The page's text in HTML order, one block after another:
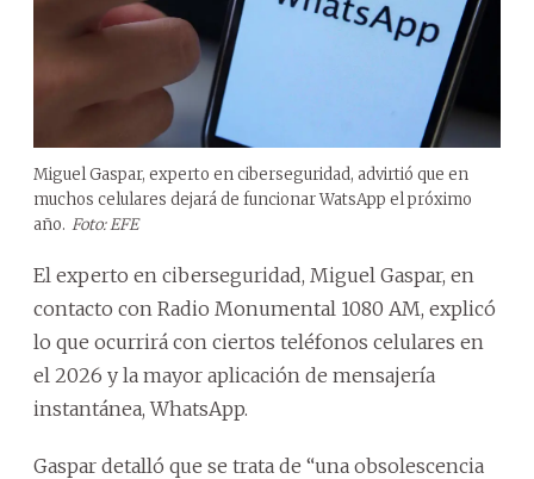
Miguel Gaspar, experto en ciberseguridad, advirtió que en
muchos celulares dejará de funcionar WatsApp el próximo
año. Foto: EFE
El experto en ciberseguridad, Miguel Gaspar, en
contacto con Radio Monumental 1080 AM, explicó
lo que ocurrirá con ciertos teléfonos celulares en
el 2026 y la mayor aplicación de mensajería
instantánea, WhatsApp.
Gaspar detalló que se trata de “una obsolescencia